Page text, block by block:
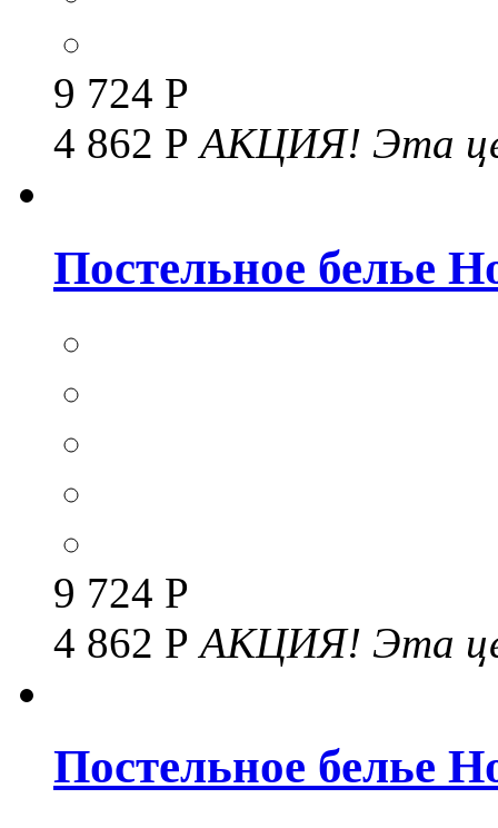
9 724 Р
4 862 РАКЦИЯ! Эта
Постельное белье
9 724 Р
4 862 Р АКЦИЯ! Эта
Постельное белье